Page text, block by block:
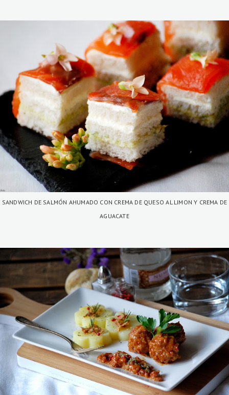
SANDWICH DE SALMÓN AHUMADO CON CREMA DE QUESO AL LIMON Y CREMA DE
AGUACATE